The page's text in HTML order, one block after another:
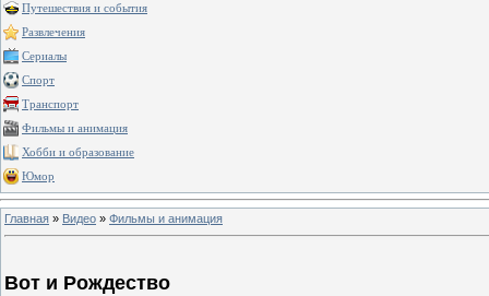
Путешествия и события
Развлечения
Сериалы
Спорт
Транспорт
Фильмы и анимация
Хобби и образование
Юмор
Главная » Видео » Фильмы и анимация
Вот и Рождество